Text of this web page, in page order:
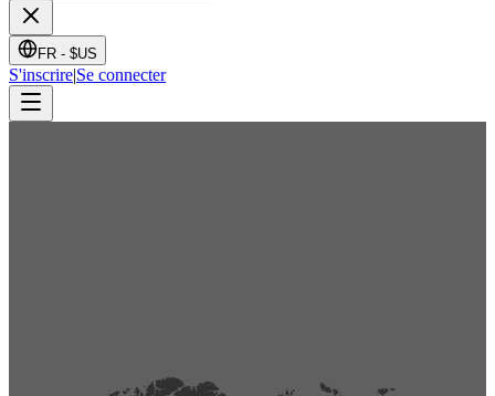
FR - $US
S'inscrire|Se connecter